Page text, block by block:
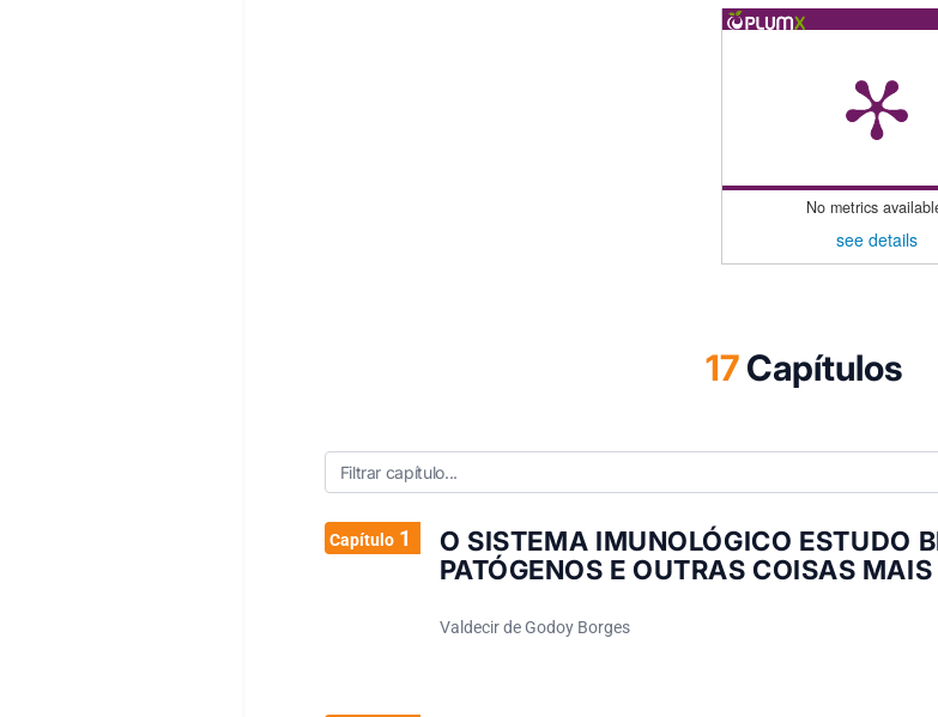
No metrics
see details
17Capítulos
Capítulo1
O SISTEMA IMUNOLÓGICO ESTUDO
PATÓGENOS E OUTRAS COISAS
Valdecir de Godoy Borges